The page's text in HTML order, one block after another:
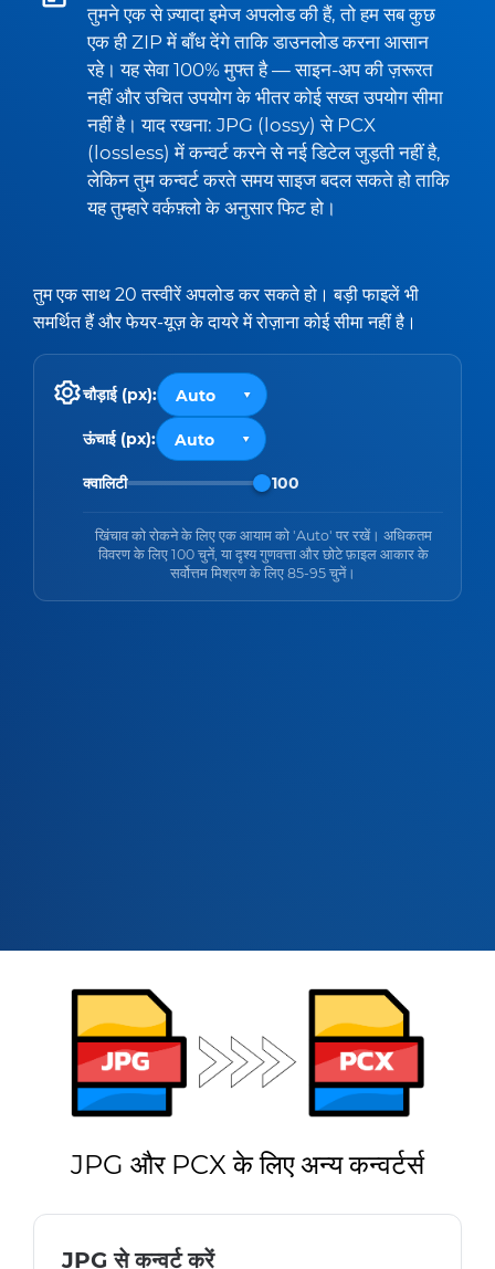
तुमने एक से ज़्यादा इमेज अपलोड की हैं, तो हम सब कुछ
एक ही ZIP में बाँध देंगे ताकि डाउनलोड करना आसान
रहे। यह सेवा 100% मुफ्त है — साइन-अप की ज़रूरत
नहीं और उचित उपयोग के भीतर कोई सख्त उपयोग सीमा
नहीं है। याद रखना: JPG (lossy) से PCX
(lossless) में कन्वर्ट करने से नई डिटेल जुड़ती नहीं है,
लेकिन तुम कन्वर्ट करते समय साइज बदल सकते हो ताकि
यह तुम्हारे वर्कफ़्लो के अनुसार फिट हो।
तुम एक साथ 20 तस्वीरें अपलोड कर सकते हो। बड़ी फाइलें भी
समर्थित हैं और फेयर-यूज़ के दायरे में रोज़ाना कोई सीमा नहीं है।
चौड़ाई (px):
ऊंचाई (px):
क्वालिटी 100
खिंचाव को रोकने के लिए एक आयाम को 'Auto' पर रखें। अधिकतम
विवरण के लिए 100 चुनें, या दृश्य गुणवत्ता और छोटे फ़ाइल आकार के
सर्वोत्तम मिश्रण के लिए 85-95 चुनें।
JPG और PCX के लिए अन्य कन्वर्टर्स
JPG से कन्वर्ट करें